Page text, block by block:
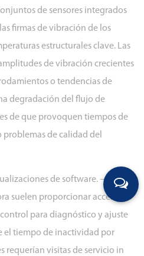
de sensores integrados
firmas de vibración de los
estructurales clave. Las
de vibración crecientes
o tendencias de
degradación del flujo de
de que provoquen tiempos de
de calidad del
de software.— Los
suelen proporcionar acceso
para diagnóstico y ajuste
el tiempo de inactividad por
requerían visitas de servicio in